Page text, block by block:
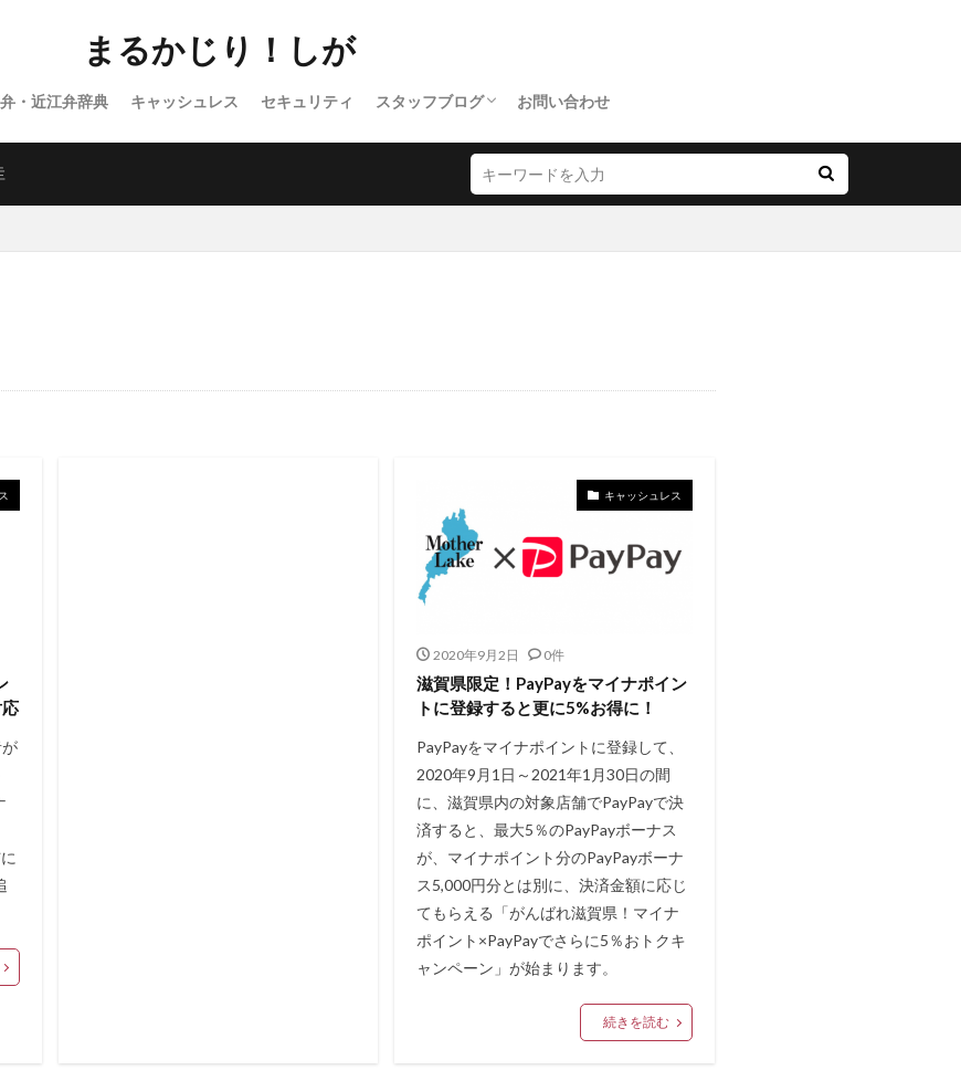
まるかじり！しが
・近江弁辞典 キャッシュレス セキュリティ スタッフブログ
バラエティ
WordPress
お問い合わせ
キャッシュレス
2020年9月2日 0件
滋賀県限定！PayPayをマイナポイン
トに登録すると更に5%お得に！
PayPayをマイナポイントに登録して、
2020年9月1日～2021年1月30日の間
に、滋賀県内の対象店舗でPayPayで決
済すると、最大5％のPayPayボーナス
が、マイナポイント分のPayPayボーナ
ス5,000円分とは別に、決済金額に応じ
てもらえる「がんばれ滋賀県！マイナ
ポイント×PayPayでさらに5％おトクキ
ャンペーン」が始まります。
続きを読む